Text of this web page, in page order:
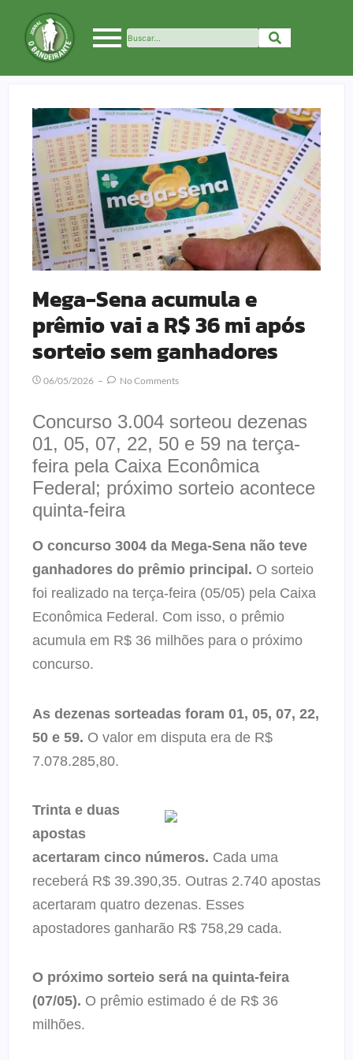
Mega-Sena acumula e
prêmio vai a R$ 36 mi após
sorteio sem ganhadores
06/05/2026 No Comments
Concurso 3.004 sorteou dezenas
01, 05, 07, 22, 50 e 59 na terça-
feira pela Caixa Econômica
Federal; próximo sorteio acontece
quinta-feira
O concurso 3004 da Mega-Sena não teve
ganhadores do prêmio principal. O sorteio
foi realizado na terça-feira (05/05) pela Caixa
Econômica Federal. Com isso, o prêmio
acumula em R$ 36 milhões para o próximo
concurso.
As dezenas sorteadas foram 01, 05, 07, 22,
50 e 59. O valor em disputa era de R$
7.078.285,80.
Trinta e duas
apostas
acertaram cinco números. Cada uma
receberá R$ 39.390,35. Outras 2.740 apostas
acertaram quatro dezenas. Esses
apostadores ganharão R$ 758,29 cada.
O próximo sorteio será na quinta-feira
(07/05). O prêmio estimado é de R$ 36
milhões.